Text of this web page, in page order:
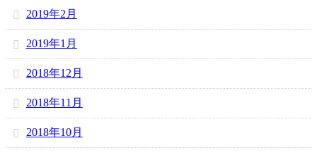
2019年2月
2019年1月
2018年12月
2018年11月
2018年10月